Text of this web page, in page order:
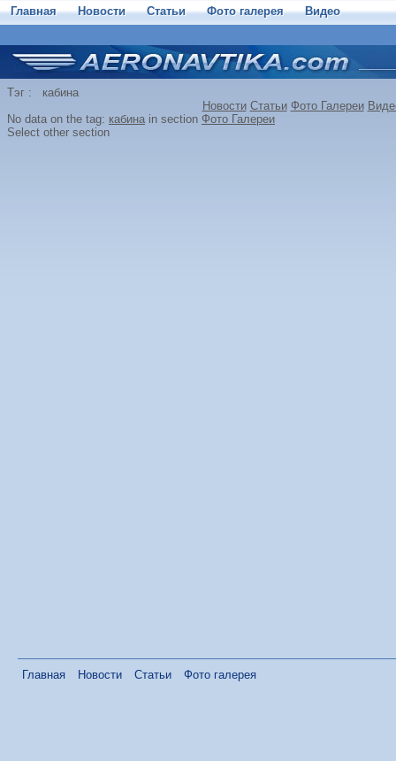
Главная Новости Статьи Фото галерея Видео
Тэг : кабина
Новости Статьи Фото Галереи
No data on the tag: кабина in section Фото Галереи
Select other section
Главная Новости Статьи Фото галерея